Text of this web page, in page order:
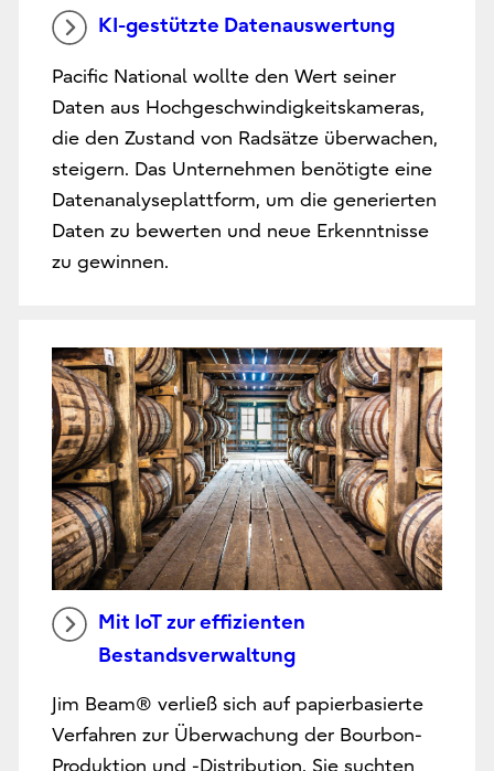
KI-gestützte Datenauswertung
Pacific National wollte den Wert seiner
Daten aus Hochgeschwindigkeitskameras,
die den Zustand von Radsätze überwachen,
steigern. Das Unternehmen benötigte eine
Datenanalyseplattform, um die generierten
Daten zu bewerten und neue Erkenntnisse
zu gewinnen.
Mit IoT zur effizienten
Bestandsverwaltung
Jim Beam® verließ sich auf papierbasierte
Verfahren zur Überwachung der Bourbon-
Produktion und -Distribution. Sie suchten